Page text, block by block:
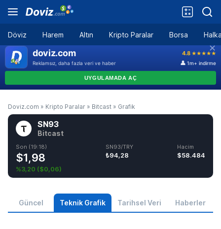
Döviz Harem Altın Kripto Paralar Borsa
Doviz.com » Kripto Paralar » Bitcast » Grafik
SN93
Bitcast
Son (19:18)
$1,98
%3,20 ($0,06)
SN93/TRY
₺94,28
Hacim
$58.484
Güncel Teknik Grafik Tarihsel Veri Haberler